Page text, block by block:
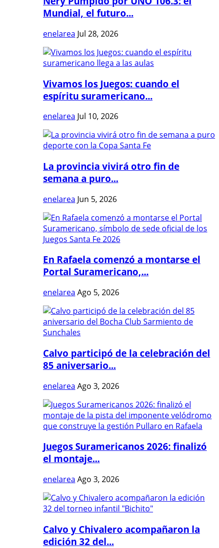
Mundial, el futuro...
enelarea Jul 28, 2026
Vivamos los Juegos: cuando el
espíritu suramericano...
enelarea Jul 10, 2026
La provincia vivirá otro fin de
semana a puro...
enelarea Jun 5, 2026
En Rafaela comenzó a montarse el
Portal Suramericano,...
enelarea Ago 5, 2026
Calvo participó de la celebración del
85 aniversario...
enelarea Ago 3, 2026
Juegos Suramericanos 2026: finalizó
el montaje...
enelarea Ago 3, 2026
Calvo y Chivalero acompañaron la
edición 32 del...